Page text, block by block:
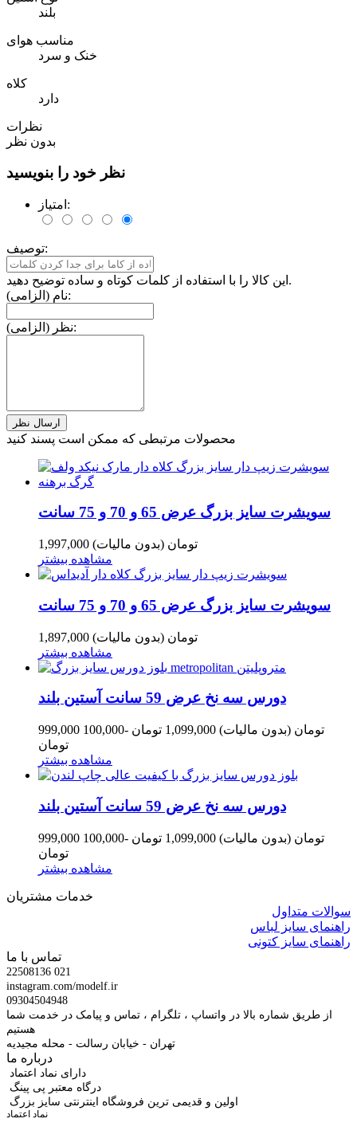
بلند
مناسب هوای
خنک و سرد
کلاه
دارد
نظرات
بدون نظر
نظر خود را بنویسید
امتیاز:
توصیف:
این کالا را با استفاده از کلمات کوتاه و ساده توضیح دهید.
نام (الزامی):
نظر (الزامی):
محصولات مرتبطی که ممکن است پسند کنید
سویشرت سایز بزرگ عرض 65 و 70 و 75 سانت
1,997,000 تومان (بدون مالیات)
مشاهده بیشتر
سویشرت سایز بزرگ عرض 65 و 70 و 75 سانت
1,897,000 تومان (بدون مالیات)
مشاهده بیشتر
دورس سه نخ عرض 59 سانت آستین بلند
999,000 تومان (بدون مالیات) 1,099,000 تومان
-100,000
تومان
مشاهده بیشتر
دورس سه نخ عرض 59 سانت آستین بلند
999,000 تومان (بدون مالیات) 1,099,000 تومان
-100,000
تومان
مشاهده بیشتر
خدمات مشتریان
سوالات متداول
راهنمای سایز لباس
راهنمای سایز کتونی
تماس با ما
22508136 021
instagram.com/modelf.ir
09304504948
از طریق شماره بالا در واتساپ ، تلگرام ، تماس و پیامک در خدمت شما
هستیم
تهران - خیابان رسالت - محله مجیدیه
درباره ما
دارای نماد اعتماد
درگاه معتبر پی پینگ
اولین و قدیمی ترین فروشگاه اینترنتی سایز بزرگ
نماد اعتماد